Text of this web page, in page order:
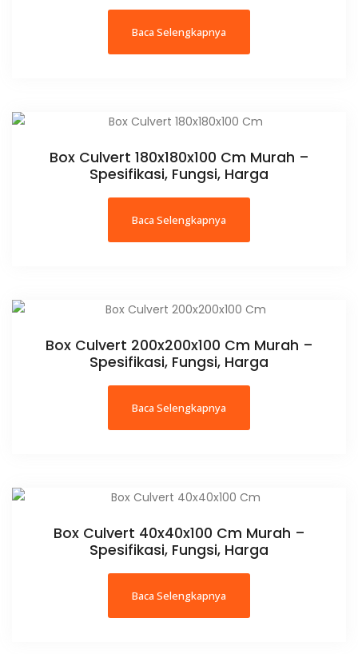
Baca Selengkapnya
Box Culvert 180x180x100 Cm Murah –
Spesifikasi, Fungsi, Harga
Baca Selengkapnya
Box Culvert 200x200x100 Cm Murah –
Spesifikasi, Fungsi, Harga
Baca Selengkapnya
Box Culvert 40x40x100 Cm Murah –
Spesifikasi, Fungsi, Harga
Baca Selengkapnya